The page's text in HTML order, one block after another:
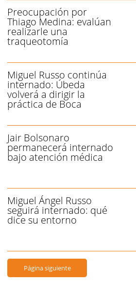
Preocupación por
Thiago Medina: evalúan
realizarle una
traqueotomía
Miguel Russo continúa
internado: Úbeda
volverá a dirigir la
práctica de Boca
Jair Bolsonaro
permanecerá internado
bajo atención médica
Miguel Ángel Russo
seguirá internado: qué
dice su entorno
Página siguiente